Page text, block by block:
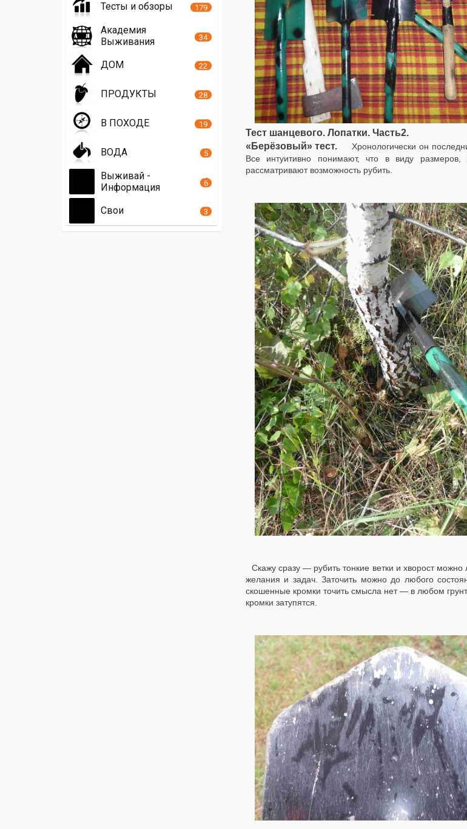
Тест шанцевого. Лопатки. Часть2.
«Берёзовый» тест. Хронологически он
Все интуитивно понимают, что в виду
рассматривают возможность рубить.
Скажу сразу — рубить тонкие ветки и хворост
желания и задач. Заточить можно до любого
скошенные кромки точить смысла нет — в любом
кромки затупятся.
Тесты и обзоры 179
Академия
Выживания
34
ДОМ 22
ПРОДУКТЫ 28
В ПОХОДЕ 19
ВОДА 5
Выживай -
Информация
6
Свои 3